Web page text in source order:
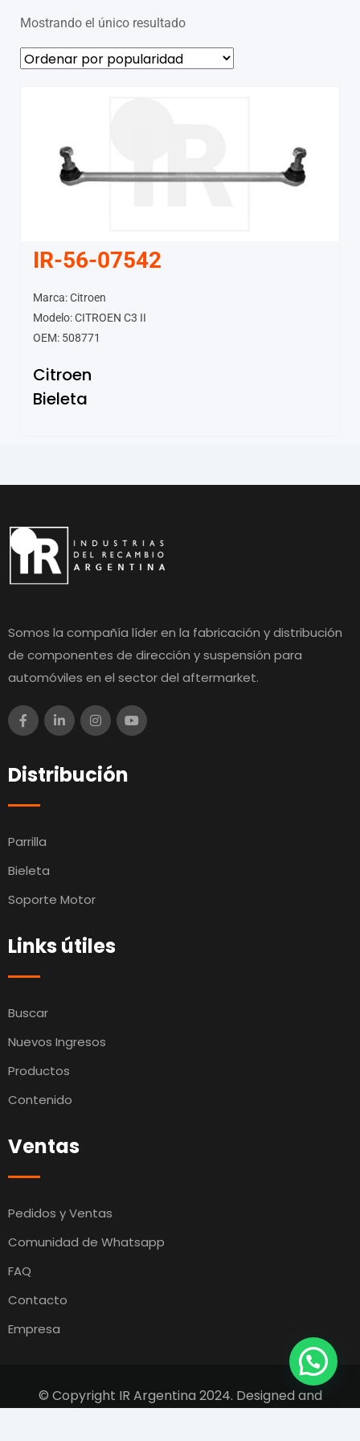
Mostrando el único resultado
IR-56-07542
Marca: Citroen
Modelo: CITROEN C3 II
OEM: 508771
Citroen
Bieleta
Somos la compañía líder en la fabricación y distribución
de componentes de dirección y suspensión para
automóviles en el sector del aftermarket.
Distribución
Parrilla
Bieleta
Soporte Motor
Links útiles
Buscar
Nuevos Ingresos
Productos
Contenido
Ventas
Pedidos y Ventas
Comunidad de Whatsapp
FAQ
Contacto
Empresa
© Copyright IR Argentina 2024. Designed and